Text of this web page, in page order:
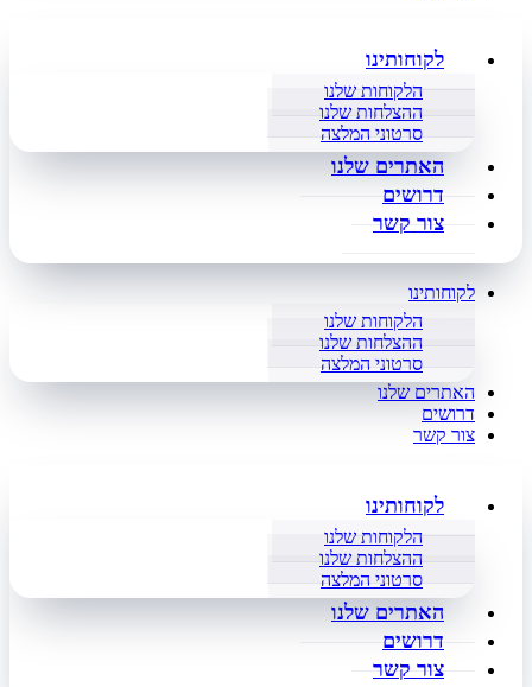
לקוחותינו
הלקוחות שלנו
ההצלחות שלנו
סרטוני המלצה
האתרים שלנו
דרושים
צור קשר
לקוחותינו
הלקוחות שלנו
ההצלחות שלנו
סרטוני המלצה
האתרים שלנו
דרושים
צור קשר
לקוחותינו
הלקוחות שלנו
ההצלחות שלנו
סרטוני המלצה
האתרים שלנו
דרושים
צור קשר